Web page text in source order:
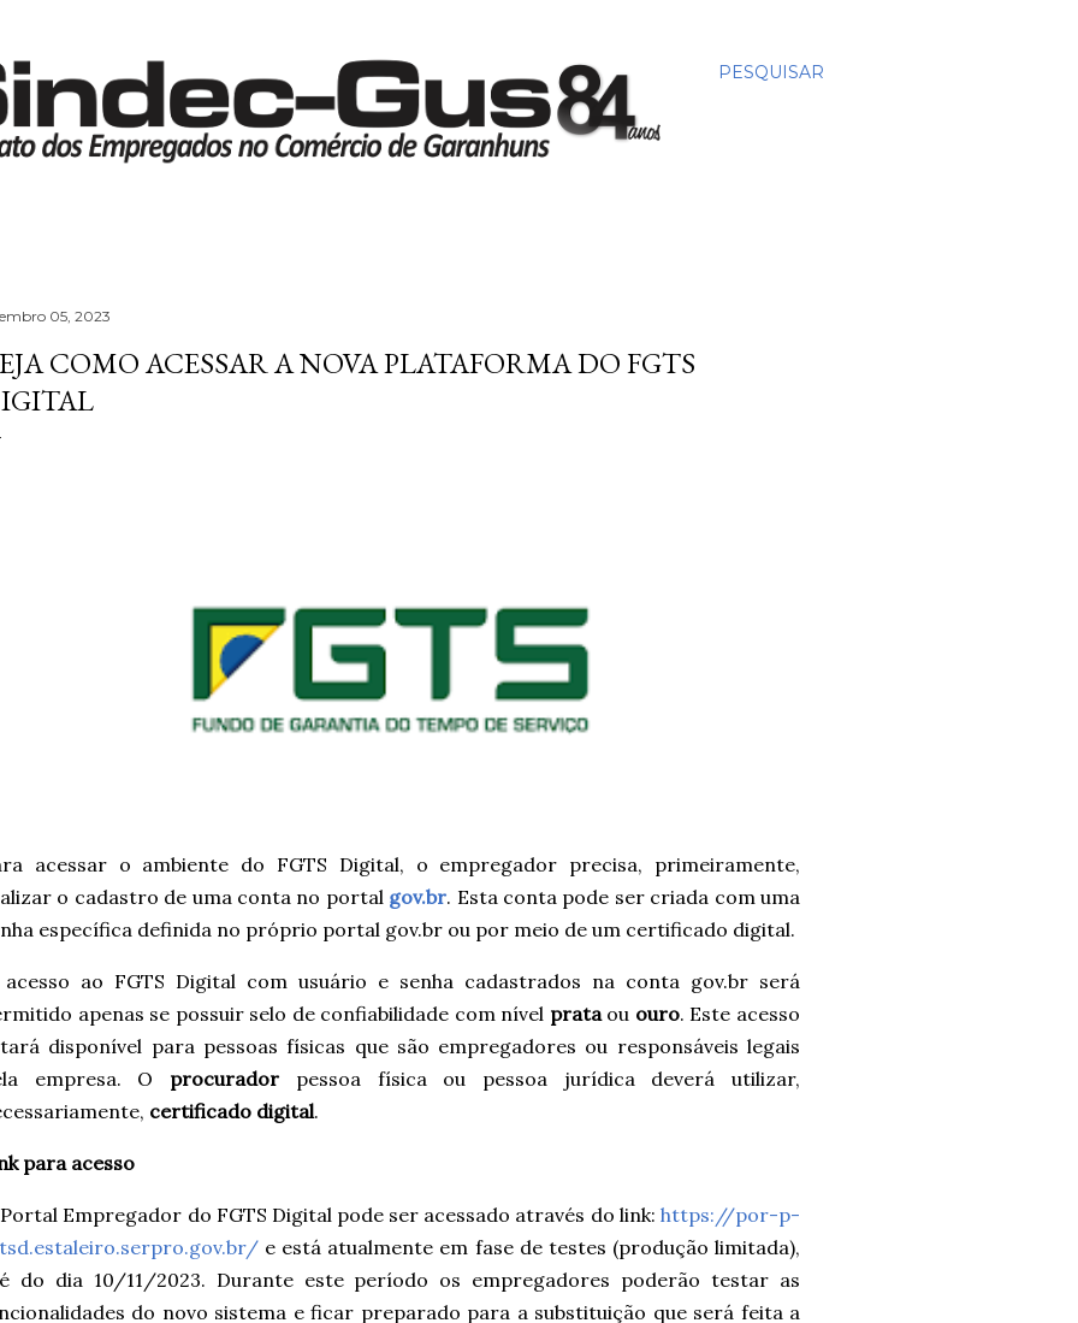
PESQUISAR
05, 2023
COMO ACESSAR A NOVA PLATAFORMA DO FGTS
acessar o ambiente do FGTS Digital, o empregador precisa, primeiramente,
o cadastro de uma conta no portal gov.br. Esta conta pode ser criada com uma
específica definida no próprio portal gov.br ou por meio de um certificado digital.
ao FGTS Digital com usuário e senha cadastrados na conta gov.br será
apenas se possuir selo de confiabilidade com nível prataou ouro. Este acesso
disponível para pessoas físicas que são empregadores ou responsáveis legais
empresa. O procurador pessoa física ou pessoa jurídica deverá utilizar,
certificado digital.
para acesso
Empregador do FGTS Digital pode ser acessado através do link: https://por-p-
e está atualmente em fase de testes (produção limitada),
do dia 10/11/2023. Durante este período os empregadores poderão testar as
do novo sistema e ficar preparado para a substituição que será feita a